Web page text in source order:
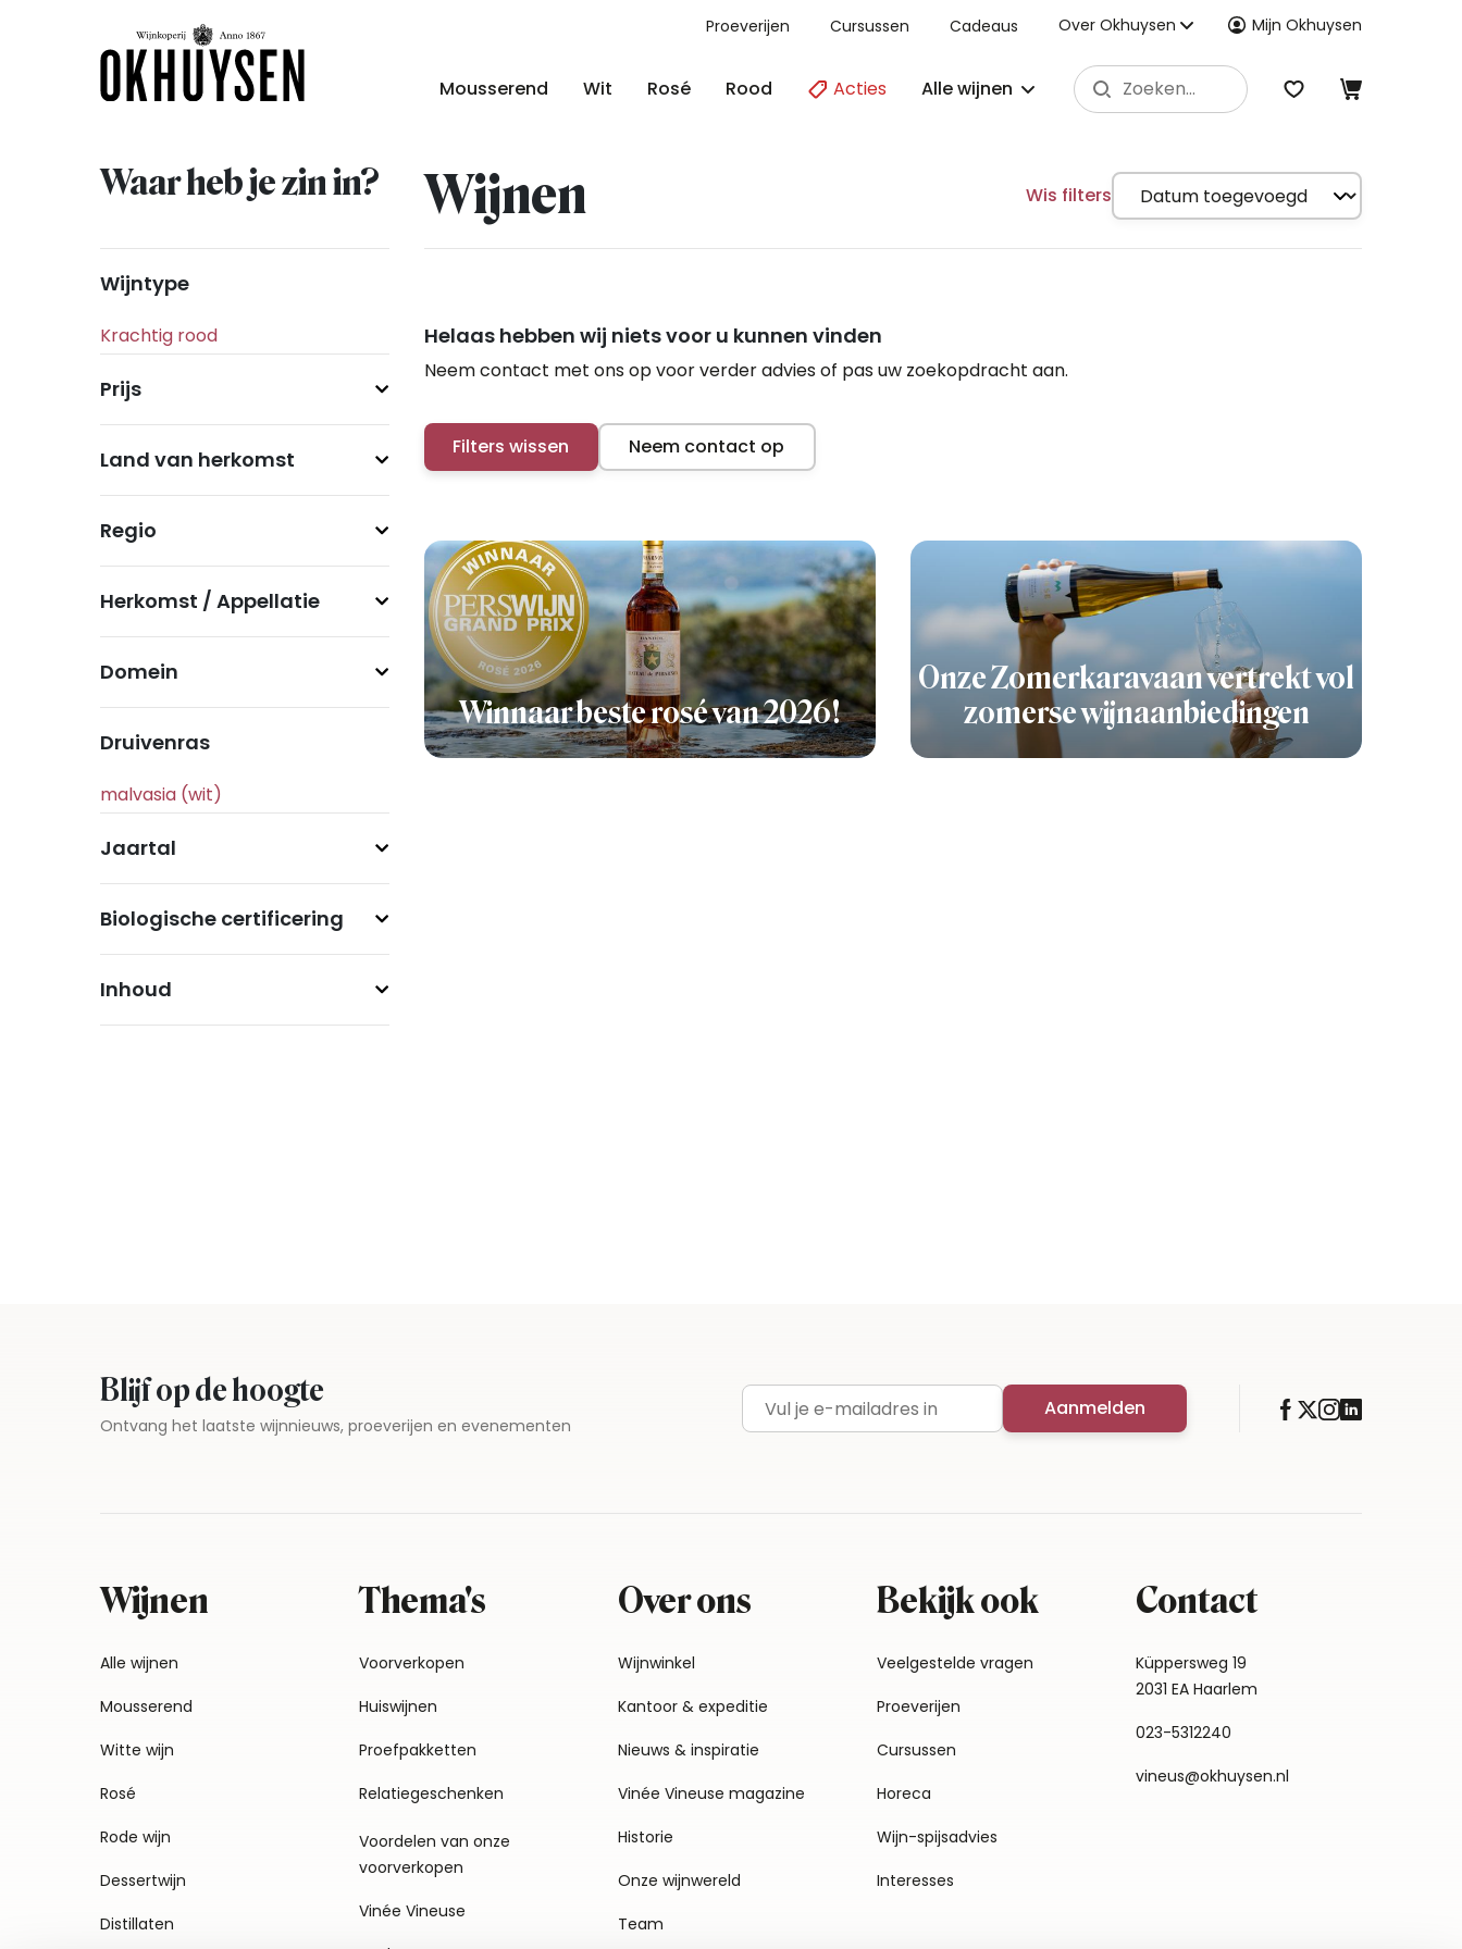
Proeverijen Cursussen Cadeaus Over Okhuysen Mijn Okhuysen
Mousserend Wit Rosé Rood Acties Alle wijnen
Waar heb je zin in? Wijnen Wis filters
Wijntype
Prijs
Land van herkomst
Regio
Herkomst / Appellatie
Domein
Druivenras
Jaartal
Biologische certificering
Inhoud
Helaas hebben wij niets voor u kunnen vinden
Neem contact met ons op voor verder advies of pas uw zoekopdracht aan.
Filters wissen Neem contact op
Winnaar beste rosé van 2026!
Onze Zomerkaravaan vertrekt vol
zomerse wijnaanbiedingen
Blijf op de hoogte
Ontvang het laatste wijnnieuws, proeverijen en evenementen E-mailadres Aanmelden
Wijnen
Alle wijnen
Mousserend
Witte wijn
Rosé
Rode wijn
Dessertwijn
Distillaten
Thema's
Voorverkopen
Huiswijnen
Proefpakketten
Relatiegeschenken
Voordelen van onze
voorverkopen
Vinée Vineuse
Over ons
Wijnwinkel
Kantoor & expeditie
Nieuws & inspiratie
Vinée Vineuse magazine
Historie
Onze wijnwereld
Team
Bekijk ook
Veelgestelde vragen
Proeverijen
Cursussen
Horeca
Wijn-spijsadvies
Interesses
Contact
Küppersweg 19
2031 EA Haarlem
023-5312240
vineus@okhuysen.nl